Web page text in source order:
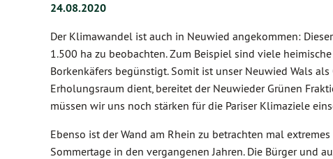
24.08.2020
Der Klimawandel ist auch in Neuwied angekommen:
1.500 ha zu beobachten. Zum Beispiel sind viele
Borkenkäfers begünstigt. Somit ist unser Neuwied Wals
Erholungsraum dient, bereitet der Neuwieder Grünen
müssen wir uns noch stärken für die Pariser Klimaziele
Ebenso ist der Wand am Rhein zu betrachten mal
Sommertage in den vergangenen Jahren. Die Bürger und